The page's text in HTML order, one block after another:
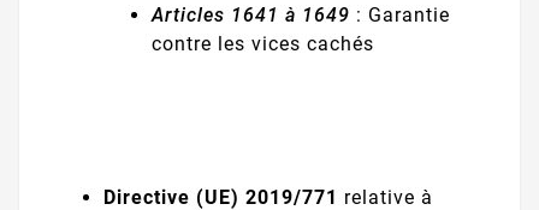
Articles 1641 à 1649 : Garantie
contre les vices cachés
Directive (UE) 2019/771 relative à